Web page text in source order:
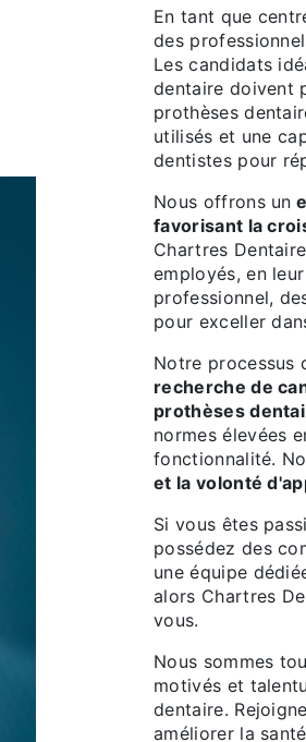
En tant que
des
Les candidats
dentaire doivent
prothèses
utilisés et une
dentistes pour
Nous offrons un
favorisant la
Chartres
employés, en
professionnel,
pour exceller
Notre processus
recherche de
prothèses
normes élevées
fonctionnalité.
et la volonté
Si vous êtes
possédez des
une équipe
alors Chartres
vous.
Nous sommes
motivés et
dentaire.
améliorer la